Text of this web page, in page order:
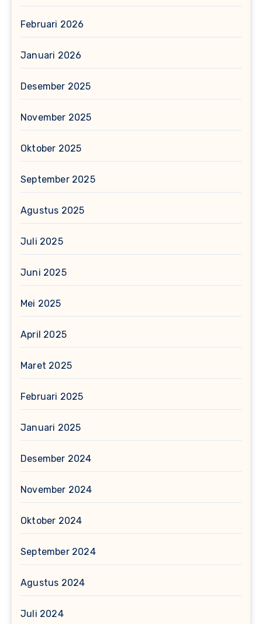
Februari 2026
Januari 2026
Desember 2025
November 2025
Oktober 2025
September 2025
Agustus 2025
Juli 2025
Juni 2025
Mei 2025
April 2025
Maret 2025
Februari 2025
Januari 2025
Desember 2024
November 2024
Oktober 2024
September 2024
Agustus 2024
Juli 2024